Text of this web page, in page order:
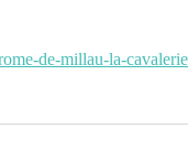
de-millau-la-